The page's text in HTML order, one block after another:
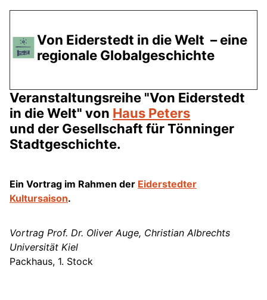
Von Eiderstedt in die Welt – eine
regionale Globalgeschichte
Veranstaltungsreihe "Von Eiderstedt
in die Welt" von Haus Peters
und der Gesellschaft für Tönninger
Stadtgeschichte.
Ein Vortrag im Rahmen der Eiderstedter
Kultursaison.
Vortrag Prof. Dr. Oliver Auge, Christian Albrechts
Universität Kiel
Packhaus, 1. Stock